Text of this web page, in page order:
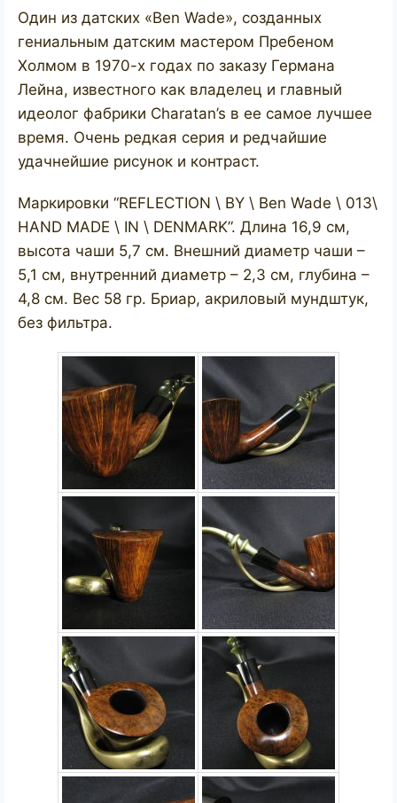
Один из датских «Ben Wade», созданных
гениальным датским мастером Пребеном
Холмом в 1970-х годах по заказу Германа
Лейна, известного как владелец и главный
идеолог фабрики Charatan’s в ее самое лучшее
время. Очень редкая серия и редчайшие
удачнейшие рисунок и контраст.
Маркировки “REFLECTION \ BY \ Ben Wade \ 013\
HAND MADE \ IN \ DENMARK”. Длина 16,9 см,
высота чаши 5,7 см. Внешний диаметр чаши –
5,1 см, внутренний диаметр – 2,3 см, глубина –
4,8 см. Вес 58 гр. Бриар, акриловый мундштук,
без фильтра.